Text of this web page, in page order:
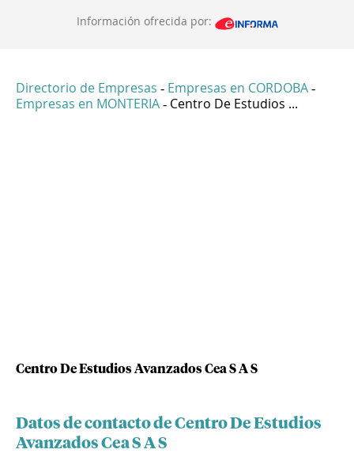
Información ofrecida por:
Directorio de Empresas - Empresas en CORDOBA -
Empresas en MONTERIA - Centro De Estudios ...
Centro De Estudios Avanzados Cea S A S
Datos de contacto de Centro De Estudios
Avanzados Cea S A S